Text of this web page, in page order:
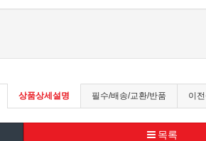
상품상세설명 필수/배송/교환/반품 이
목록